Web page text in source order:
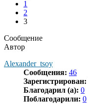
1
2
3
Сообщение
Автор
Alexander_tsoy
Сообщения: 46
Зарегистрирован:
Благодарил (а): 0
Поблагодарили: 0